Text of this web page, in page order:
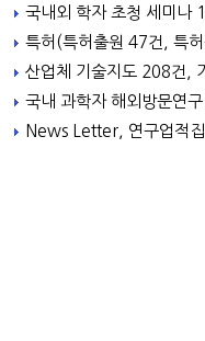
국내외 학자 초청 세미나
특허(특허출원 47건, 특
산업체 기술지도 208건,
국내 과학자 해외방문연
News Letter, 연구업적